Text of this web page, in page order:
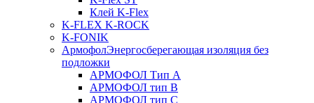
Клей K-Flex
K-FLEX K-ROCK
K-FONIK
АрмофолЭнергосберегающая изоляция без
подложки
АРМОФОЛ Тип А
АРМОФОЛ тип В
АРМОФОЛ тип C